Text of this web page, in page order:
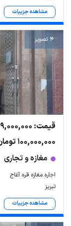
مشاهده جزییات
4 تصویر
قیمت: 9,000,000 تومان اجاره
100,000,000 تومان رهن
مغازه و تجاری
اجاره مغازه قره آغاج
تبریز
مشاهده جزییات